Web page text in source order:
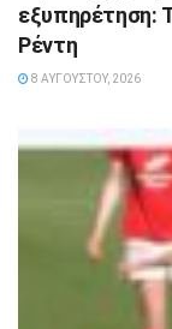
εξυπηρέτηση:
Ρέντη
8 ΑΥΓΟΎΣΤΟΥ, 2026